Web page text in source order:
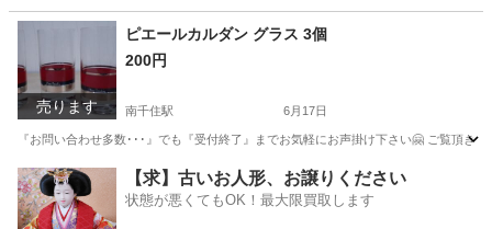
東京 台東区 南千住駅 食器 ボーンチャイナ
売ります
ピエールカルダン グラス 3個
200円
南千住駅 6月17日
『お問い合わせ多数･･･』でも『受付終了』までお気軽にお声掛け下さい🤗 ご覧頂
東京 台東区 南千住駅 食器 グラス
【求】古いお人形、お譲りください
状態が悪くてもOK！最大限買取します